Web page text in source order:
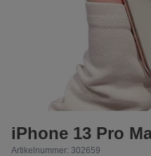
iPhone 13 Pro
Artikelnummer: 302659